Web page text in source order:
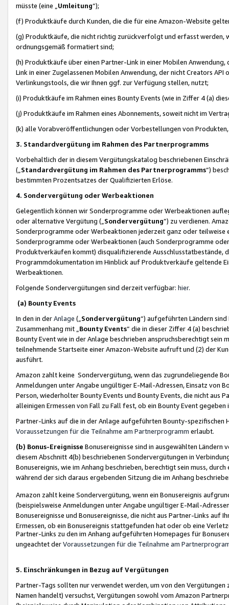
müsste (eine „ Umleitung“);
(f) Produktkäufe durch Kunden, die die für eine Amazon-Website
(g) Produktkäufe, die nicht richtig zurückverfolgt und erfasst werden,
ordnungsgemäß formatiert sind;
(h) Produktkäufe über einen Partner-Link in einer Mobilen
Link in einer Zugelassenen Mobilen Anwendung, der nicht Creators
Verlinkungstools, die wir Ihnen ggf. zur Verfügung stellen, nutzt;
(i) Produktkäufe im Rahmen eines Bounty Events (wie in Ziffer 4 (a)
(j) Produktkäufe im Rahmen eines Abonnements, soweit nicht im
(k) alle Vorabveröffentlichungen oder Vorbestellungen von
3. Standardvergütung im Rahmen des Partnerprogramms
Vorbehaltlich der in diesem Vergütungskatalog beschriebenen
(„ Standardvergütung im Rahmen des Partnerprogramms“)
bestimmten Prozentsatzes der Qualifizierten Erlöse.
4. Sondervergütung oder Werbeaktionen
Gelegentlich können wir Sonderprogramme oder Werbeaktionen
oder alternative Vergütung („ Sondervergütung”) zu verdienen.
Sonderprogramme oder Werbeaktionen jederzeit ganz oder
Sonderprogramme oder Werbeaktionen (auch Sonderprogramme
Produktverkäufen kommt) disqualifizierende Ausschlusstatbestände,
Programmdokumentation im Hinblick auf Produktverkäufe geltende
Werbeaktionen.
Folgende Sondervergütungen sind derzeit verfügbar: hier.
(a) Bounty Events
In den in derAnlage („ Sondervergütung“) aufgeführten Ländern
Zusammenhang mit „ Bounty Events“ die in dieser Ziffer 4 (a)
Bounty Event wie in der Anlage beschrieben anspruchsberechtigt sein
teilnehmende Startseite einer Amazon-Website aufruft und (2) der
ausführt.
Amazon zahlt keine Sondervergütung, wenn das zugrundeliegende
Anmeldungen unter Angabe ungültiger E-Mail-Adressen, Einsatz von
Person, wiederholter Bounty Events und Bounty Events, die nicht
alleinigen Ermessen von Fall zu Fall fest, ob ein Bounty Event
Partner-Links auf die in der Anlage aufgeführten Bounty-spezifischen
Voraussetzungen für die Teilnahme am Partnerprogramm erlaubt.
(b) Bonus-Ereignisse Bonusereignisse sind in ausgewählten Ländern
diesem Abschnitt 4(b) beschriebenen Sondervergütungen in
Bonusereignis, wie im Anhang beschrieben, berechtigt sein muss,
während der sich daraus ergebenden Sitzung die im Anhang
Amazon zahlt keine Sondervergütung, wenn ein Bonusereignis
(beispielsweise Anmeldungen unter Angabe ungültiger E-Mail-
Bonusereignisse und Bonusereignisse, die nicht aus Partner-Links auf
Ermessen, ob ein Bonusereignis stattgefunden hat oder ob eine
Partner-Links zu den im Anhang aufgeführten Homepages für
ungeachtet derVoraussetzungen für die Teilnahme am
5. Einschränkungen in Bezug auf Vergütungen
Partner-Tags sollten nur verwendet werden, um von den
Namen handelt) versuchst, Vergütungen sowohl vom Amazon